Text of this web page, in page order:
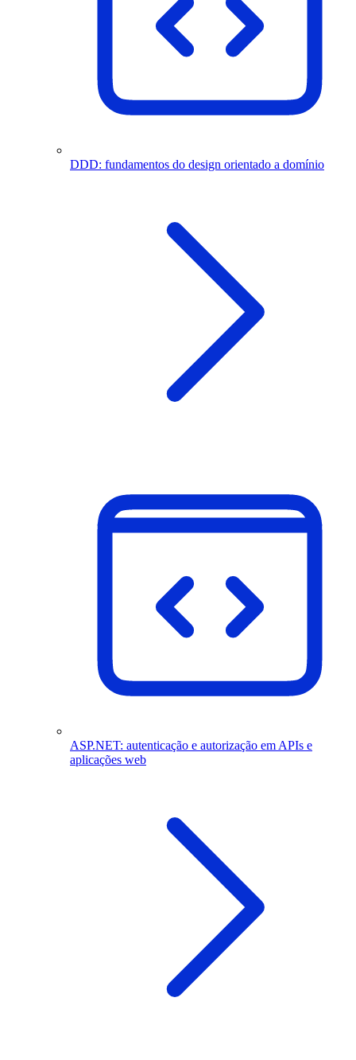
DDD: fundamentos do design orientado a domínio
ASP.NET: autenticação e autorização em APIs e
aplicações web